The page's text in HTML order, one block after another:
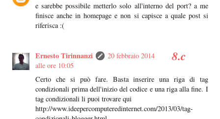
e sarebbe possibile metterlo solo all'interno del port? a me
finisce anche in homepage e non si capisce a quale post si
riferisca :(
Ernesto Tirinnanzi
20 febbraio 2014
alle ore 10:05
Certo che si può fare. Basta inserire una riga di tag
condizionali prima dell'inizio del codice e una riga alla fine. I
tag condizionali li puoi trovare qui
http://www.ideepercomputeredinternet.com/2013/03/tag-